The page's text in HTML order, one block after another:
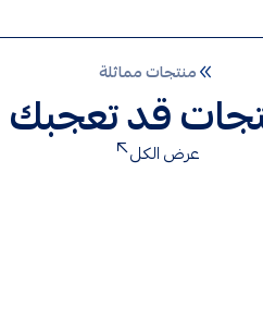
منتجات مماثلة
قد تعجبك
عرض الكل